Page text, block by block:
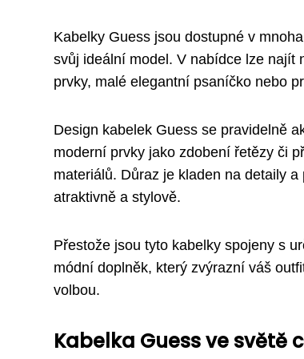
Kabelky Guess jsou dostupné v
svůj ideální model. V nabídce lze najít
prvky, malé elegantní psaníčko nebo
Design kabelek Guess se pravidelně
moderní prvky jako zdobení řetězy či
materiálů. Důraz je kladen na detaily
atraktivně a stylově.
Přestože jsou tyto kabelky spojeny s
módní doplněk, který zvýrazní váš
volbou.
Kabelka Guess ve světě